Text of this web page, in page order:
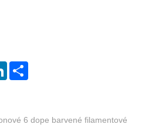
LinkedIn
6 dope barvené filamentové